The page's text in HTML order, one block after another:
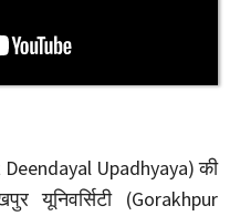
Deendayal Upadhyaya) की
(Gorakhpur